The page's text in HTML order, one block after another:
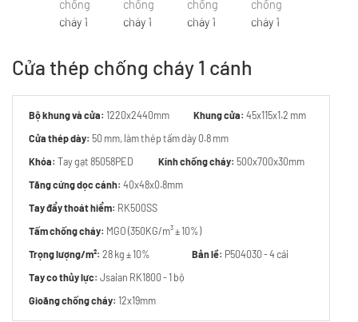
Cửa thép chống cháy 1 cánh
Bộ khung và cửa: 1220x2440mm Khung cửa: 45x115x1.2 mm
Cửa thép dày: 50 mm, làm thép tấm dày 0.8 mm
Khóa: Tay gạt 85058PED Kính chống cháy: 500x700x30mm
Tăng cứng dọc cánh: 40x48x0.8mm
Tay đẩy thoát hiểm: RK500SS
Tấm chống cháy: MGO (350KG/m³ ± 10%)
Trọng lượng/m²: 28 kg ± 10% Bản lề: P504030 - 4 cái
Tay co thủy lực: Jsaian RK1800 - 1 bộ
Gioăng chống cháy: 12x19mm